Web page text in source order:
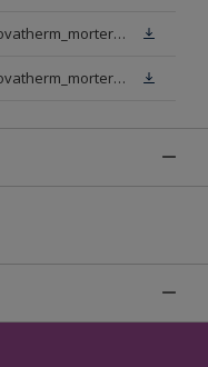
ficha_seguridad_pr_es_es_renovatherm_mortero_acrilico_15_bb.pdf
ficha_seguridad_pr_es_es_renovatherm_mortero_acrilico_15_bn.pdf